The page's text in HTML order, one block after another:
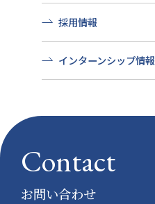
採用情報
インターンシップ情報
Contact
お問い合わせ